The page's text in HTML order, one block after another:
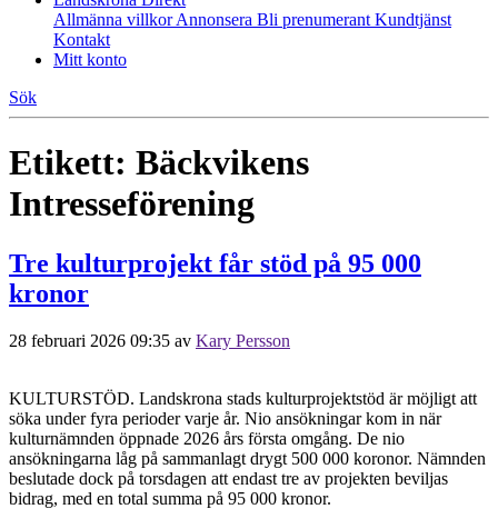
Allmänna villkorAnnonsera Bli prenumerant Kundtjänst
Kontakt
Mitt konto
Sök
Etikett: Bäckvikens
Intresseförening
Tre kulturprojekt får stöd på 95 000
kronor
28 februari 2026 09:35 av Kary Persson
KULTURSTÖD. Landskrona stads kulturprojektstöd är möjligt att
söka under fyra perioder varje år. Nio ansökningar kom in när
kulturnämnden öppnade 2026 års första omgång. De nio
ansökningarna låg på sammanlagt drygt 500 000 koronor. Nämnden
beslutade dock på torsdagen att endast tre av projekten beviljas
bidrag, med en total summa på 95 000 kronor.